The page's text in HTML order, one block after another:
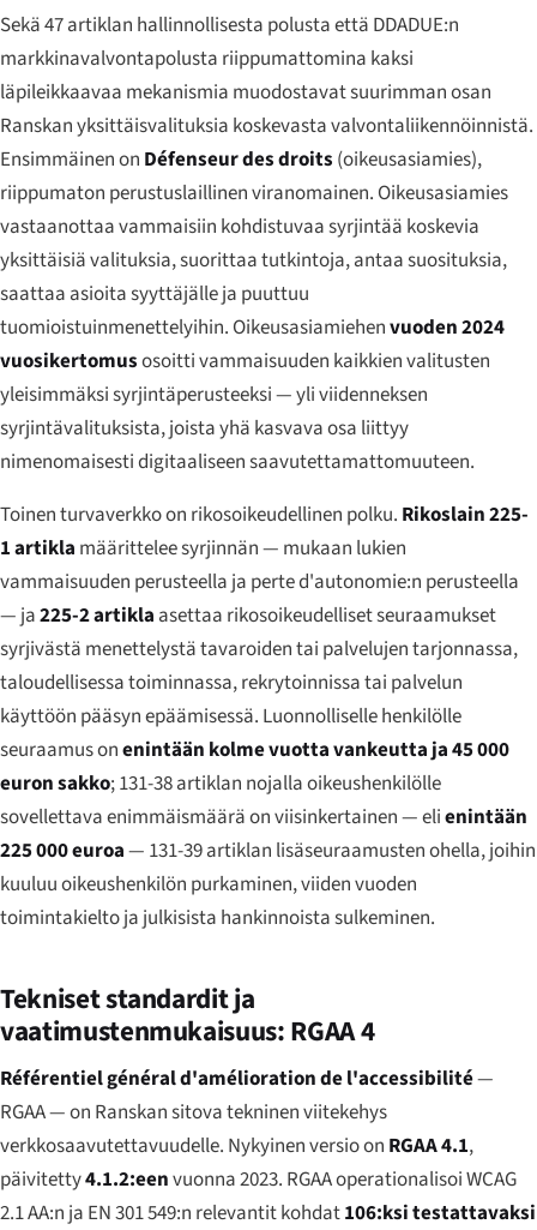
Sekä 47 artiklan hallinnollisesta polusta että DDADUE:n
markkinavalvontapolusta riippumattomina kaksi
läpileikkaavaa mekanismia muodostavat suurimman osan
Ranskan yksittäisvalituksia koskevasta valvontaliikennöinnistä.
Ensimmäinen on Défenseur des droits (oikeusasiamies),
riippumaton perustuslaillinen viranomainen. Oikeusasiamies
vastaanottaa vammaisiin kohdistuvaa syrjintää koskevia
yksittäisiä valituksia, suorittaa tutkintoja, antaa suosituksia,
saattaa asioita syyttäjälle ja puuttuu
tuomioistuinmenettelyihin. Oikeusasiamiehenvuoden 2024
vuosikertomusosoitti vammaisuuden kaikkien valitusten
yleisimmäksi syrjintäperusteeksi — yli viidenneksen
syrjintävalituksista, joista yhä kasvava osa liittyy
nimenomaisesti digitaaliseen saavutettamattomuuteen.
Toinen turvaverkko on rikosoikeudellinen polku. Rikoslain 225-
1 artikla määrittelee syrjinnän — mukaan lukien
vammaisuuden perusteella ja perte d'autonomie:n perusteella
— ja225-2 artikla asettaa rikosoikeudelliset seuraamukset
syrjivästä menettelystä tavaroiden tai palvelujen tarjonnassa,
taloudellisessa toiminnassa, rekrytoinnissa tai palvelun
käyttöön pääsyn epäämisessä. Luonnolliselle henkilölle
seuraamus onenintään kolme vuotta vankeutta ja 45 000
euron sakko; 131-38 artiklan nojalla oikeushenkilölle
sovellettava enimmäismäärä on viisinkertainen — elienintään
225 000 euroa— 131-39 artiklan lisäseuraamusten ohella, joihin
kuuluu oikeushenkilön purkaminen, viiden vuoden
toimintakielto ja julkisista hankinnoista sulkeminen.
Tekniset standardit ja
vaatimustenmukaisuus: RGAA 4
Référentiel général d'amélioration de l'accessibilité—
RGAA — on Ranskan sitova tekninen viitekehys
verkkosaavutettavuudelle. Nykyinen versio on RGAA 4.1,
päivitetty4.1.2:eenvuonna 2023. RGAA operationalisoi WCAG
2.1 AA:n ja EN 301 549:n relevantit kohdat106:ksi testattavaksi